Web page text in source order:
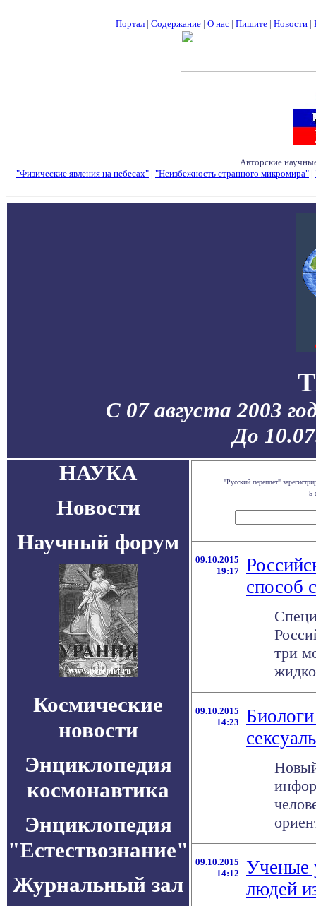
Портал| Содержание| О нас| Пишите| Новости|
Авторские
"Физические явления на небесах" | "Неизбежность странного микромира" |
С 07 августа 2003
До
НАУКА
Новости
Научный форум
Космические
новости
Энциклопедия
космонавтика
Энциклопедия
"Естествознание"
Журнальный зал
"Русский переплет"
5
09.10.2015
19:17
способ
три
09.10.2015
14:23
09.10.2015
14:12
Ученые
людей